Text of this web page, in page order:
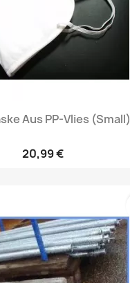
Aus PP-Vlies (Small)
20,99 €